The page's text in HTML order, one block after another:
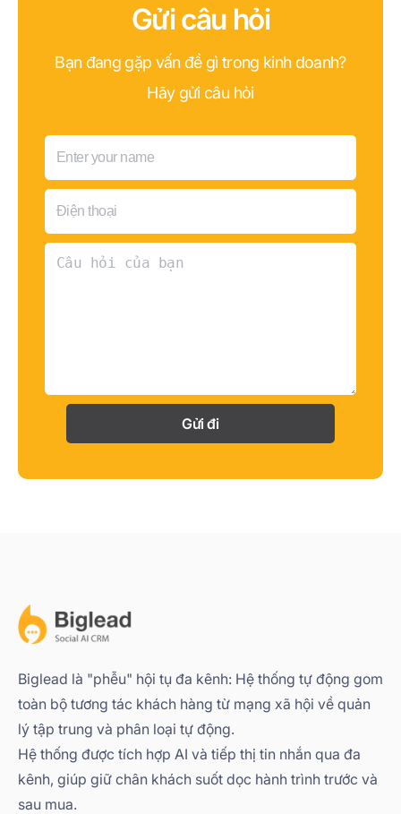
Gửi câu hỏi
Bạn đang gặp vấn đề gì trong kinh doanh?
Hãy gửi câu hỏi
Gửi đi
Biglead là "phễu" hội tụ đa kênh: Hệ thống tự động gom
toàn bộ tương tác khách hàng từ mạng xã hội về quản
lý tập trung và phân loại tự động.
Hệ thống được tích hợp AI và tiếp thị tin nhắn qua đa
kênh, giúp giữ chân khách suốt dọc hành trình trước và
sau mua.